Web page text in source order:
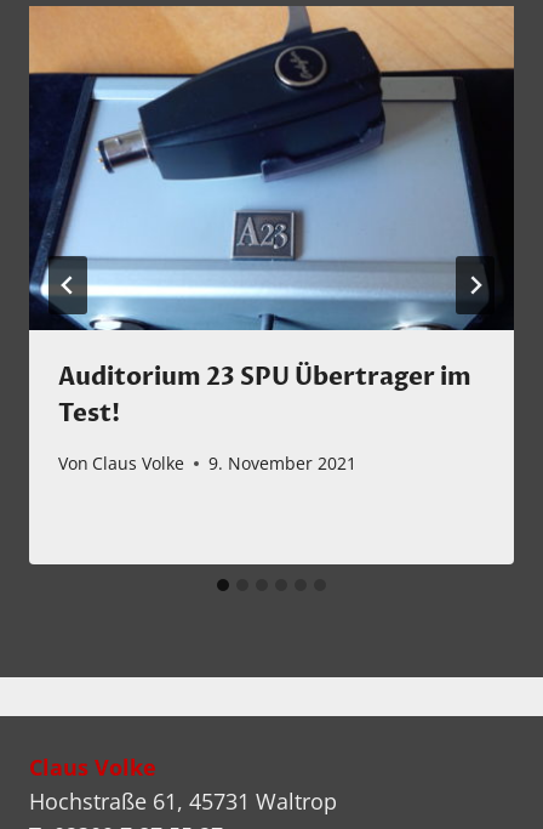
Auditorium 23 SPU Übertrager im
Test!
Von Claus Volke 9. November 2021
Claus Volke
Hochstraße 61, 45731 Waltrop